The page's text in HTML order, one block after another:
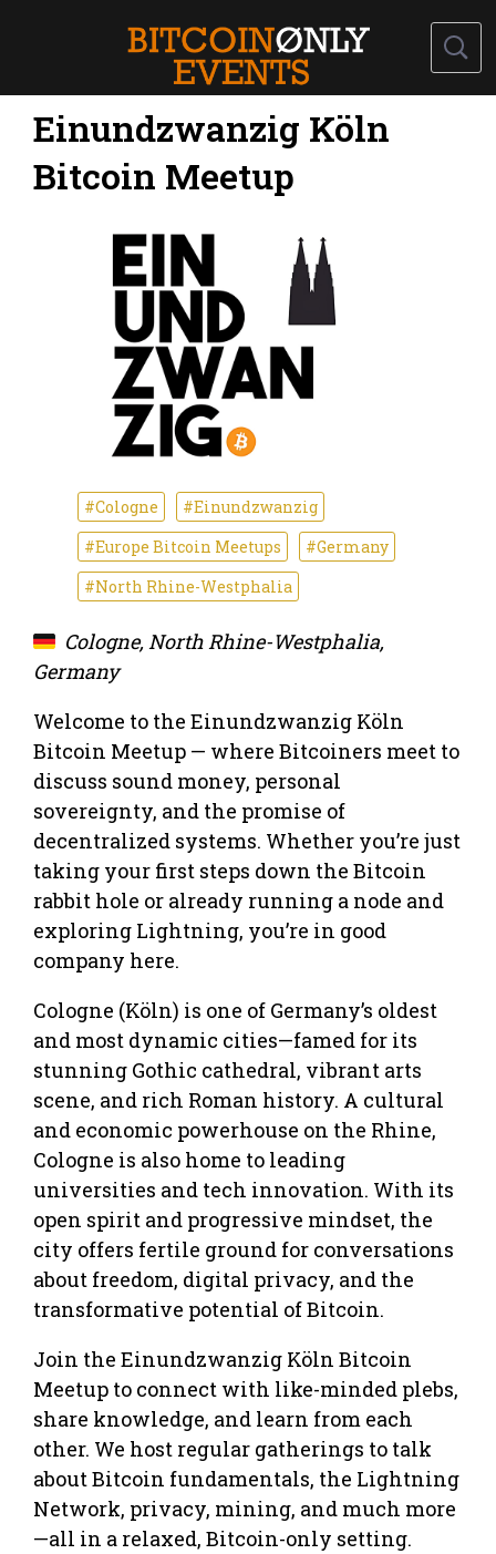
Einundzwanzig Köln
Bitcoin Meetup
#Cologne
#Einundzwanzig
#Europe Bitcoin Meetups
#Germany
#North Rhine-Westphalia
Cologne, North Rhine-Westphalia,
Germany
Welcome to the Einundzwanzig Köln
Bitcoin Meetup — where Bitcoiners meet to
discuss sound money, personal
sovereignty, and the promise of
decentralized systems. Whether you’re just
taking your first steps down the Bitcoin
rabbit hole or already running a node and
exploring Lightning, you’re in good
company here.
Cologne (Köln) is one of Germany’s oldest
and most dynamic cities—famed for its
stunning Gothic cathedral, vibrant arts
scene, and rich Roman history. A cultural
and economic powerhouse on the Rhine,
Cologne is also home to leading
universities and tech innovation. With its
open spirit and progressive mindset, the
city offers fertile ground for conversations
about freedom, digital privacy, and the
transformative potential of Bitcoin.
Join the Einundzwanzig Köln Bitcoin
Meetup to connect with like-minded plebs,
share knowledge, and learn from each
other. We host regular gatherings to talk
about Bitcoin fundamentals, the Lightning
Network, privacy, mining, and much more
—all in a relaxed, Bitcoin-only setting.